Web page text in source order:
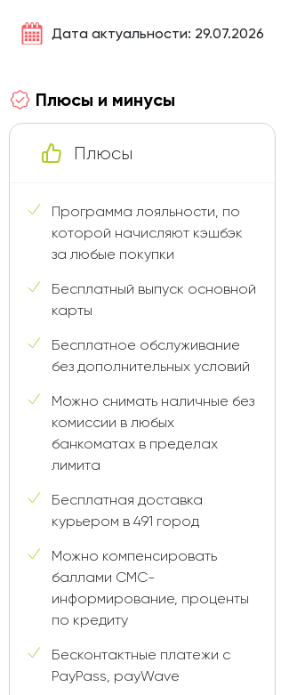
Дата актуальности: 29.07.2026
Плюсы и минусы
Плюсы
Программа лояльности, по
которой начисляют кэшбэк
за любые покупки
Бесплатный выпуск основной
карты
Бесплатное обслуживание
без дополнительных условий
Можно снимать наличные без
комиссии в любых
банкоматах в пределах
лимита
Бесплатная доставка
курьером в 491 город
Можно компенсировать
баллами СМС-
информирование, проценты
по кредиту
Бесконтактные платежи с
PayPass, payWave